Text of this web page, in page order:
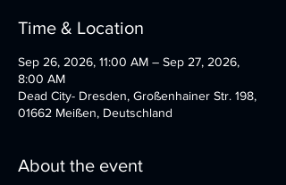
Time & Location
Sep 26, 2026, 11:00 AM – Sep 27, 2026,
8:00 AM
Dead City- Dresden, Großenhainer Str. 198,
01662 Meißen, Deutschland
About the event